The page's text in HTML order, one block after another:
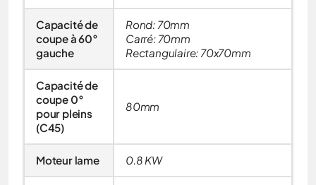
Capacité de
coupe à 60°
gauche
Rond: 70mm
Carré: 70mm
Rectangulaire: 70x70mm
Capacité de
coupe 0°
pour pleins
(C45)
80mm
Moteur lame 0.8 KW